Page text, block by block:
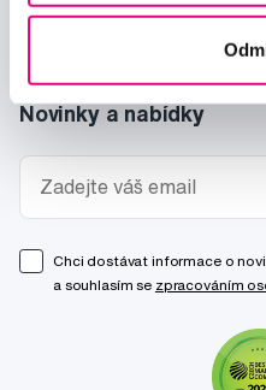
Novinky a nabídky
Chci dostávat informace o
a souhlasím se zpracováním